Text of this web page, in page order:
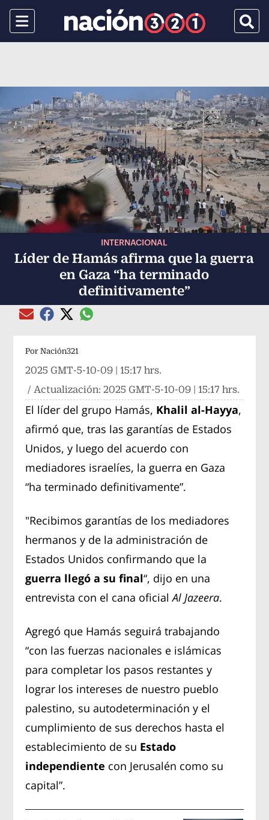
Menu
INTERNACIONAL
Líder de Hamás afirma que la guerra
en Gaza “ha terminado
definitivamente”
Compartir el artículo actual mediante Email
Compartir el artículo actual mediante Facebook
Compartir el artículo actual mediante Twitter
Compartir el artículo actual mediante
Por Nación321
2025 GMT-5-10-09 | 15:17 hrs.
/ Actualización:2025 GMT-5-10-09 | 15:17 hrs.
El líder del grupo Hamás, Khalil al-Hayya,
afirmó que, tras las garantías de Estados
Unidos, y luego del acuerdo con
mediadores israelíes, la guerra en Gaza
“ha terminado definitivamente”.
"Recibimos garantías de los mediadores
hermanos y de la administración de
Estados Unidos confirmando que la
guerra llegó a su final“, dijo en una
entrevista con el cana oficialAl Jazeera.
Agregó que Hamás seguirá trabajando
“con las fuerzas nacionales e islámicas
para completar los pasos restantes y
lograr los intereses de nuestro pueblo
palestino, su autodeterminación y el
cumplimiento de sus derechos hasta el
establecimiento de su Estado
independiente con Jerusalén como su
capital”.